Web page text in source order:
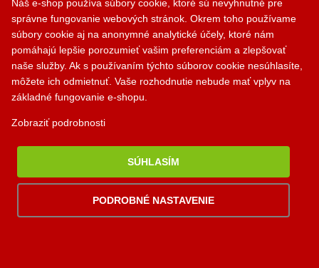
Aký dymovod si vybrať?
Kontakty
PALOMINO KRBY, s.r.o.
okr. Ružomberok, 034 96
palomino@palomino.sk
Náš e-shop používa súbory cookie, ktoré sú nevyhnutné pre
správne fungovanie webových stránok. Okrem toho používame
súbory cookie aj na anonymné analytické účely, ktoré nám
pomáhajú lepšie porozumieť vašim preferenciám a zlepšovať
naše služby. Ak s používaním týchto súborov cookie nesúhlasíte,
môžete ich odmietnuť. Vaše rozhodnutie nebude mať vplyv na
základné fungovanie e-shopu.
Zobraziť podrobnosti
SÚHLASÍM
PODROBNÉ NASTAVENIE
Krbík
Inteligentný krbový asistent